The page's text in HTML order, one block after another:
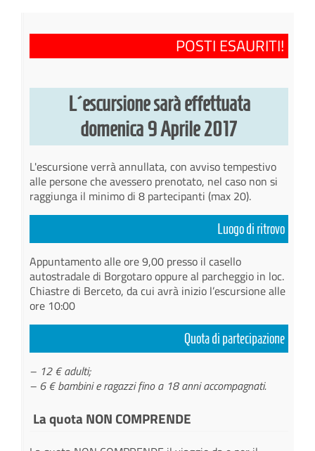
POSTI ESAURITI!
L´escursione sarà effettuata
domenica 9 Aprile 2017
L'escursione verrà annullata, con avviso tempestivo
alle persone che avessero prenotato, nel caso non si
raggiunga il minimo di 8 partecipanti (max 20).
Luogo di ritrovo
Appuntamento alle ore 9,00 presso il casello
autostradale di Borgotaro oppure al parcheggio in loc.
Chiastre di Berceto, da cui avrà inizio l’escursione alle
ore 10:00
Quota di partecipazione
– 12 €adulti;
– 6 €bambini e ragazzi fino a 18 anni accompagnati.
La quota NON COMPRENDE